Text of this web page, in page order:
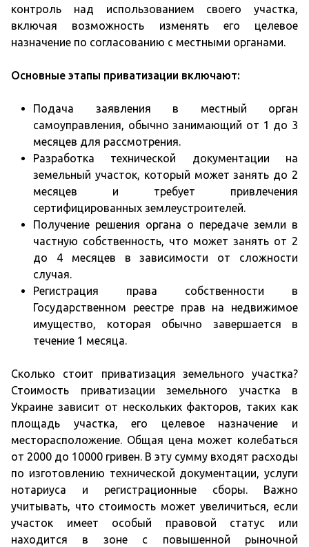
контроль над использованием своего участка,
включая возможность изменять его целевое
назначение по согласованию с местными органами.
Основные этапы приватизации включают:
Подача заявления в местный орган
самоуправления, обычно занимающий от 1 до 3
месяцев для рассмотрения.
Разработка технической документации на
земельный участок, который может занять до 2
месяцев и требует привлечения
сертифицированных землеустроителей.
Получение решения органа о передаче земли в
частную собственность, что может занять от 2
до 4 месяцев в зависимости от сложности
случая.
Регистрация права собственности в
Государственном реестре прав на недвижимое
имущество, которая обычно завершается в
течение 1 месяца.
Сколько стоит приватизация земельного участка?
Стоимость приватизации земельного участка в
Украине зависит от нескольких факторов, таких как
площадь участка, его целевое назначение и
месторасположение. Общая цена может колебаться
от 2000 до 10000 гривен. В эту сумму входят расходы
по изготовлению технической документации, услуги
нотариуса и регистрационные сборы. Важно
учитывать, что стоимость может увеличиться, если
участок имеет особый правовой статус или
находится в зоне с повышенной рыночной